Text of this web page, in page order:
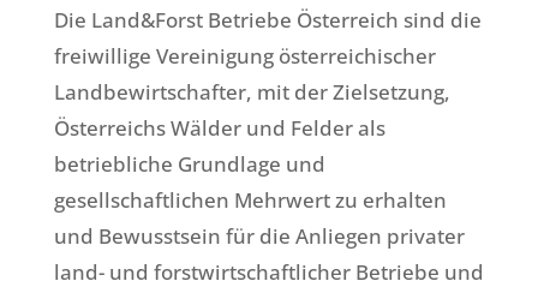
Die Land&Forst Betriebe Österreich sind die
freiwillige Vereinigung österreichischer
Landbewirtschafter, mit der Zielsetzung,
Österreichs Wälder und Felder als
betriebliche Grundlage und
gesellschaftlichen Mehrwert zu erhalten
und Bewusstsein für die Anliegen privater
land- und forstwirtschaftlicher Betriebe und